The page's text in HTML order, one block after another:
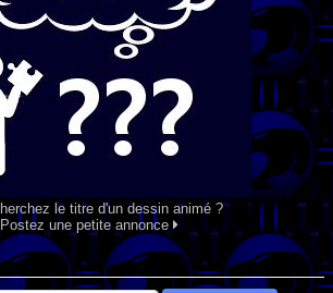
le titre d'un dessin animé ?
Postez une petite annonce